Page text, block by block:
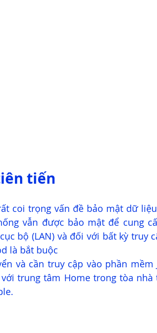
tiến
coi trọng vấn đề bảo mật dữ
vẫn được bảo mật để cung
bộ (LAN) và đối với bất kỳ truy
là bắt buộc
và cần truy cập vào phần mềm
trung tâm Home trong tòa nhà